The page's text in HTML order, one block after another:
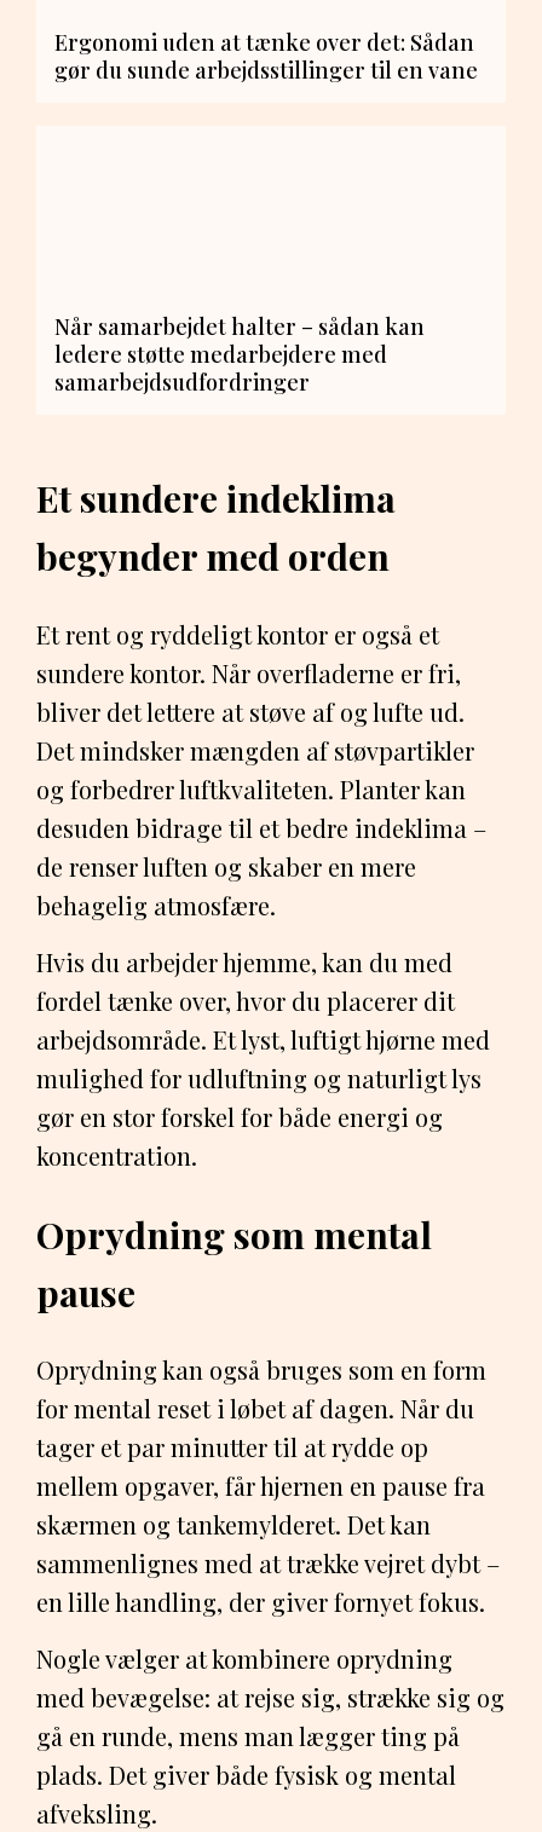
Ergonomi uden at tænke over det: Sådan
gør du sunde arbejdsstillinger til en vane
Når samarbejdet halter – sådan kan
ledere støtte medarbejdere med
samarbejdsudfordringer
Et sundere indeklima
begynder med orden
Et rent og ryddeligt kontor er også et
sundere kontor. Når overfladerne er fri,
bliver det lettere at støve af og lufte ud.
Det mindsker mængden af støvpartikler
og forbedrer luftkvaliteten. Planter kan
desuden bidrage til et bedre indeklima –
de renser luften og skaber en mere
behagelig atmosfære.
Hvis du arbejder hjemme, kan du med
fordel tænke over, hvor du placerer dit
arbejdsområde. Et lyst, luftigt hjørne med
mulighed for udluftning og naturligt lys
gør en stor forskel for både energi og
koncentration.
Oprydning som mental
pause
Oprydning kan også bruges som en form
for mental reset i løbet af dagen. Når du
tager et par minutter til at rydde op
mellem opgaver, får hjernen en pause fra
skærmen og tankemylderet. Det kan
sammenlignes med at trække vejret dybt –
en lille handling, der giver fornyet fokus.
Nogle vælger at kombinere oprydning
med bevægelse: at rejse sig, strække sig og
gå en runde, mens man lægger ting på
plads. Det giver både fysisk og mental
afveksling.